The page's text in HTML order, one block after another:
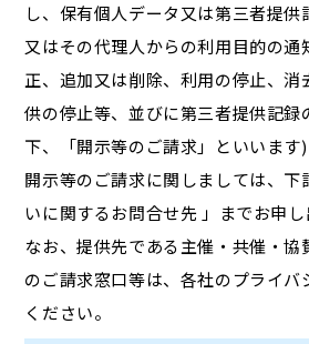
し、保有個人データ又は第三者提供
又はその代理人からの利用目的の通
正、追加又は削除、利用の停止、消
供の停止等、並びに第三者提供記録
下、「開示等のご請求」といいます)
開示等のご請求に関しましては、下
いに関するお問合せ先 」までお申し
なお、提供先である主催・共催・
のご請求窓口等は、各社のプライバ
ください。